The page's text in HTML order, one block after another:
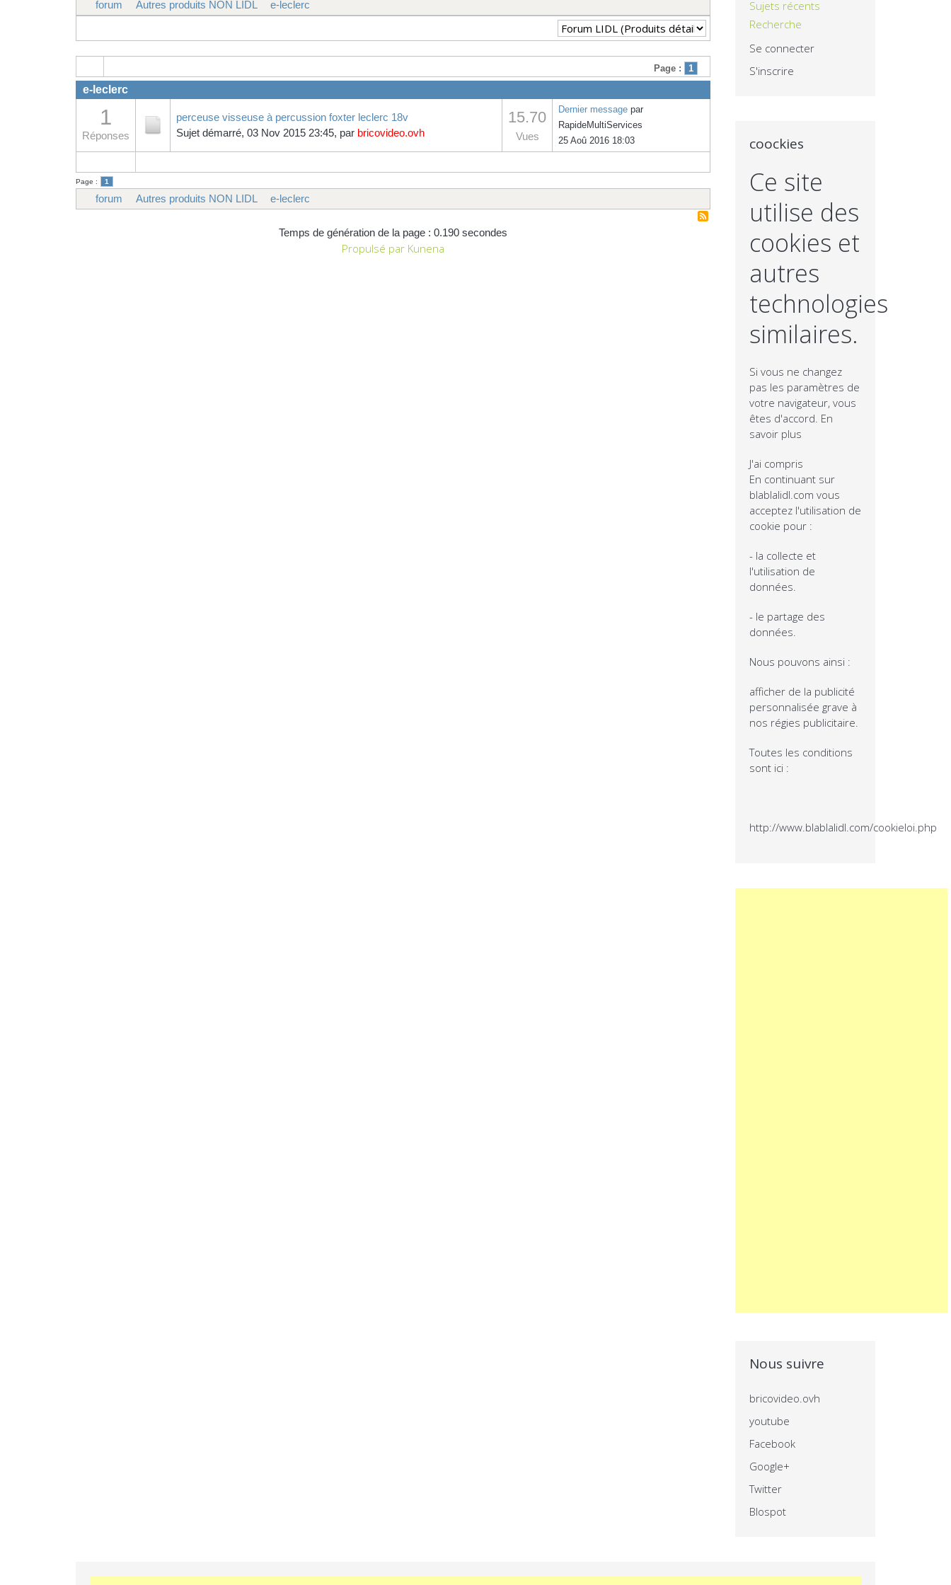
forum
Autres produits NON LIDL e-leclerc
Page : 1
e-leclerc
1
Réponses
perceuse visseuse à percussion foxter leclerc 18v
Sujet démarré, 03 Nov 2015 23:45, par bricovideo.ovh
15.70
Vues
Dernier message par
RapideMultiServices
25 Aoû 2016 18:03
Page : 1
forum Autres produits NON LIDL e-leclerc
Temps de génération de la page : 0.190 secondes
Propulsé par Kunena
Sujets récents
Recherche
Se connecter
S'inscrire
coockies
Ce site
utilise des
cookies et
autres
technologies
similaires.
Si vous ne changez
pas les paramètres de
votre navigateur, vous
êtes d'accord. En
savoir plus
J'ai compris
En continuant sur
blablalidl.com vous
acceptez l'utilisation de
cookie pour :
- la collecte et
l'utilisation de
données.
- le partage des
données.
Nous pouvons ainsi :
afficher de la publicité
personnalisée grave à
nos régies publicitaire.
Toutes les conditions
sont ici :
http://www.blablalidl.com/cookieloi.php
Nous suivre
bricovideo.ovh
youtube
Facebook
Google+
Twitter
Blospot